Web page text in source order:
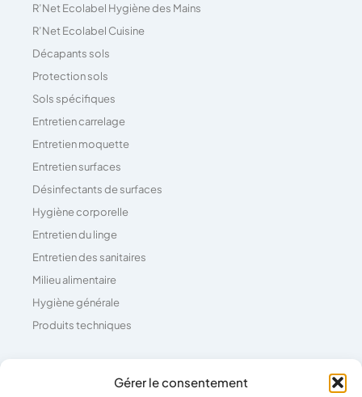
Gérer le consentement
R’Net Ecolabel Hygiène des Mains
R’Net Ecolabel Cuisine
Décapants sols
Protection sols
Sols spécifiques
Entretien carrelage
Entretien moquette
Entretien surfaces
Désinfectants de surfaces
Hygiène corporelle
Entretien du linge
Entretien des sanitaires
Milieu alimentaire
Hygiène générale
Produits techniques